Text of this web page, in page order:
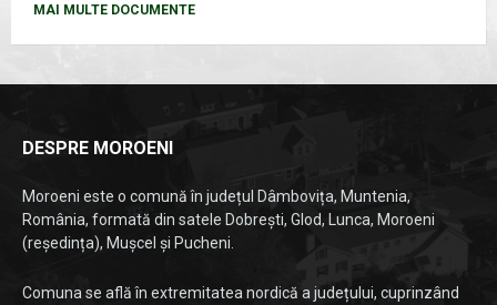
MAI MULTE DOCUMENTE
DESPRE MOROENI
Moroeni este o comună în județul Dâmbovița, Muntenia,
România, formată din satele Dobrești, Glod, Lunca, Moroeni
(reședința), Mușcel și Pucheni.
Comuna se află în extremitatea nordică a județului, cuprinzând